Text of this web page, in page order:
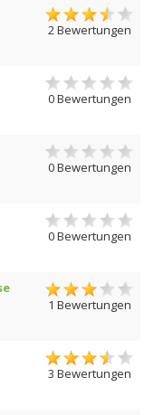
2 Bewertungen
0 Bewertungen
0 Bewertungen
0 Bewertungen
1 Bewertungen
3 Bewertungen